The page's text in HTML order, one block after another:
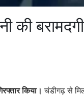
बरामदगी
किया। चंडीगढ़ से